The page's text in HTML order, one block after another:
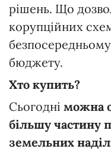
рішень. Що
корупційних
бюджету.
Хто купить?
Сьогодні можна
більшу частину
земельних